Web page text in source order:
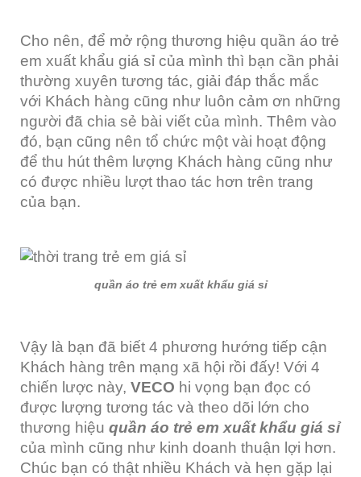
Cho nên, để mở rộng thương hiệu quần áo trẻ
em xuất khẩu giá sỉ của mình thì bạn cần phải
thường xuyên tương tác, giải đáp thắc mắc
với Khách hàng cũng như luôn cảm ơn những
người đã chia sẻ bài viết của mình. Thêm vào
đó, bạn cũng nên tổ chức một vài hoạt động
để thu hút thêm lượng Khách hàng cũng như
có được nhiều lượt thao tác hơn trên trang
của bạn.
quần áo trẻ em xuất khẩu giá sỉ
Vậy là bạn đã biết 4 phương hướng tiếp cận
Khách hàng trên mạng xã hội rồi đấy! Với 4
chiến lược này, VECO hi vọng bạn đọc có
được lượng tương tác và theo dõi lớn cho
thương hiệu quần áo trẻ em xuất khẩu giá sỉ
của mình cũng như kinh doanh thuận lợi hơn.
Chúc bạn có thật nhiều Khách và hẹn gặp lại